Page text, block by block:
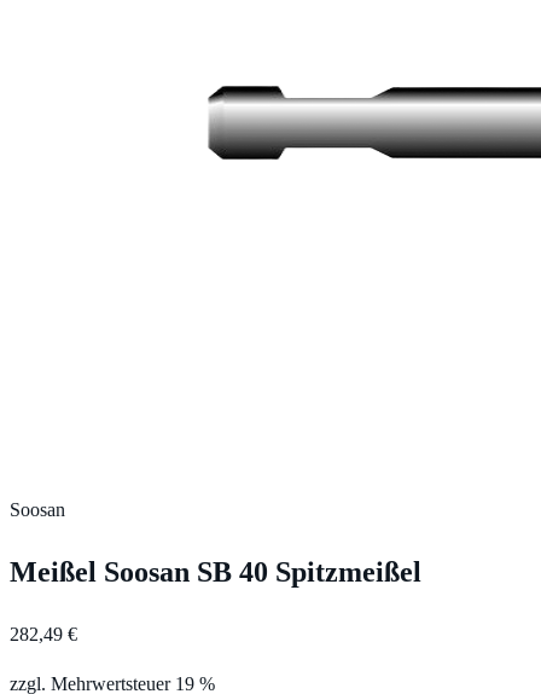
Soosan
Meißel Soosan SB 40 Spitzmeißel
282,49 €
zzgl. Mehrwertsteuer 19 %